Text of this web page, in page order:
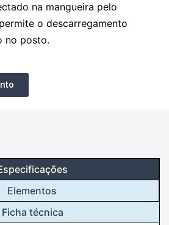
na mangueira pelo
o descarregamento
no posto.
Elementos
Ficha técnica